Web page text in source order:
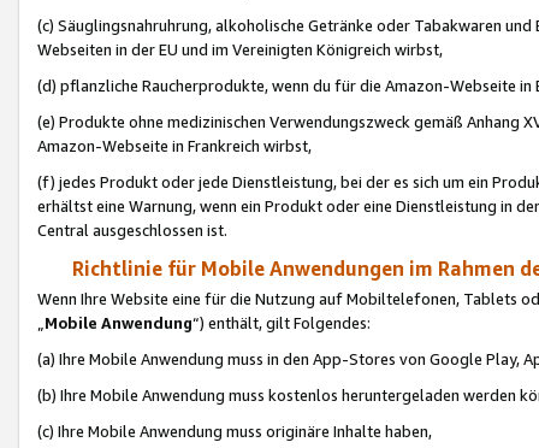
(c) Säuglingsnahruhrung, alkoholische Getränke oder Tabakwaren
Webseiten in der EU und im Vereinigten Königreich wirbst,
(d) pflanzliche Raucherprodukte, wenn du für die Amazon-Webseite in
(e) Produkte ohne medizinischen Verwendungszweck gemäß Anhang
Amazon-Webseite in Frankreich wirbst,
(f) jedes Produkt oder jede Dienstleistung, bei der es sich um ein
erhältst eine Warnung, wenn ein Produkt oder eine Dienstleistung in
Central ausgeschlossen ist.
Richtlinie für Mobile Anwendungen im Rahmen
Wenn Ihre Website eine für die Nutzung auf Mobiltelefonen, Tablets
„Mobile Anwendung“) enthält, gilt Folgendes:
(a) Ihre Mobile Anwendung muss in den App-Stores von Google Play,
(b) Ihre Mobile Anwendung muss kostenlos heruntergeladen werden
(c) Ihre Mobile Anwendung muss originäre Inhalte haben,